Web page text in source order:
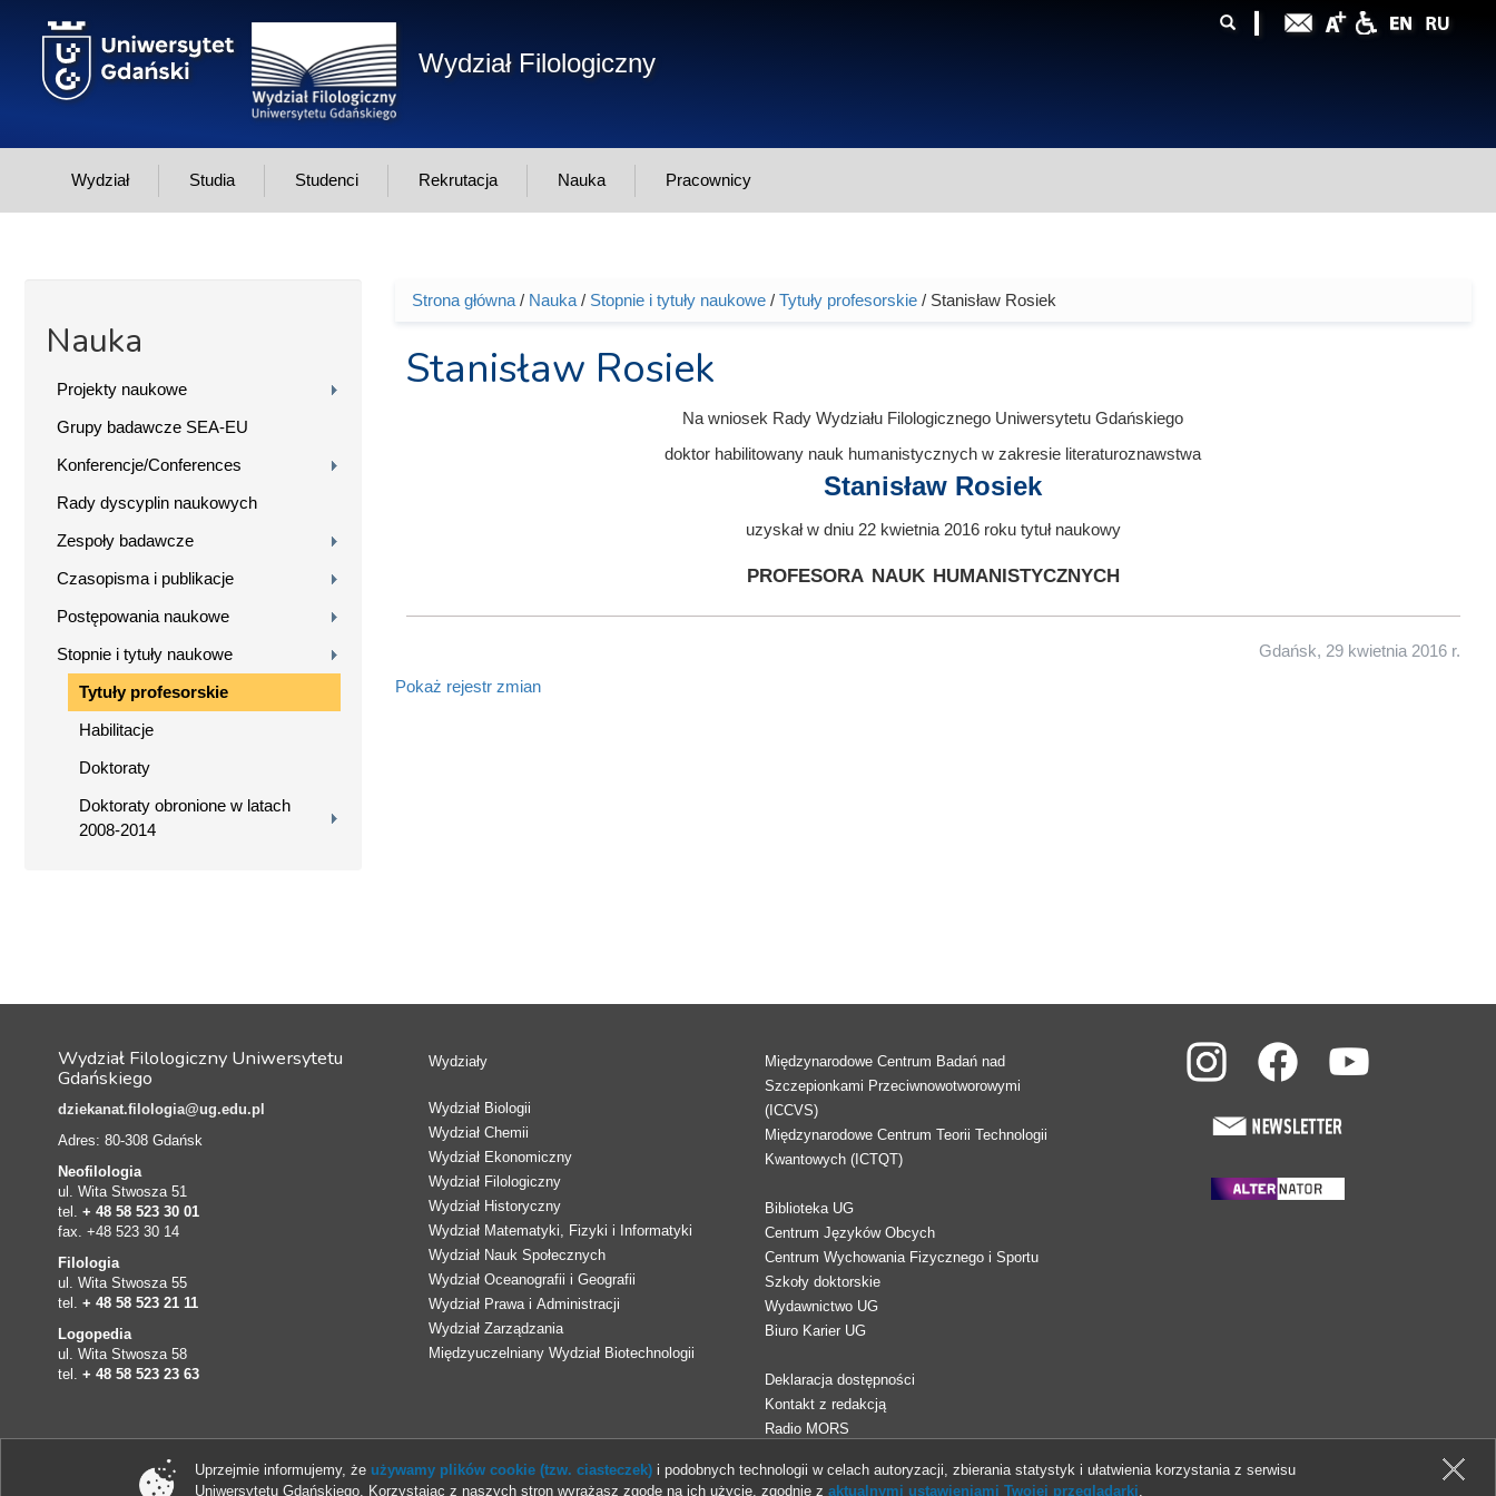
Wydział Filologiczny
Wydział Studia Studenci Rekrutacja Nauka Pracownicy
Nauka
Projekty naukowe
Grupy badawcze SEA-EU
Konferencje/Conferences
Rady dyscyplin naukowych
Zespoły badawcze
Czasopisma i publikacje
Postępowania naukowe
Stopnie i tytuły naukowe
Tytuły profesorskie
Habilitacje
Doktoraty
Doktoraty obronione w latach
2008-2014
Jesteś tutaj
Strona główna/ Nauka/ Stopnie i tytuły naukowe/ Tytuły profesorskie/ Stanisław Rosiek
Stanisław Rosiek
Na wniosek Rady Wydziału Filologicznego Uniwersytetu Gdańskiego
doktor habilitowany nauk humanistycznych w zakresie literaturoznawstwa
Stanisław Rosiek
uzyskał w dniu 22 kwietnia 2016 roku tytuł naukowy
profesora nauk humanistycznych
Gdańsk, 29 kwietnia 2016 r.
Pokaż rejestr zmian
Wydział Filologiczny Uniwersytetu
Gdańskiego
dziekanat.filologia@ug.edu.pl
Adres: 80-308 Gdańsk
Neofilologia
ul. Wita Stwosza 51
tel. + 48 58 523 30 01
fax. +48 523 30 14
Filologia
ul. Wita Stwosza 55
tel. + 48 58 523 21 11
Logopedia
ul. Wita Stwosza 58
tel. + 48 58 523 23 63
Wydziały
Wydział Biologii
Wydział Chemii
Wydział Ekonomiczny
Wydział Filologiczny
Wydział Historyczny
Wydział Matematyki, Fizyki i Informatyki
Wydział Nauk Społecznych
Wydział Oceanografii i Geografii
Wydział Prawa i Administracji
Wydział Zarządzania
Międzyuczelniany Wydział Biotechnologii
Międzynarodowe Centrum Badań nad
Szczepionkami Przeciwnowotworowymi
(ICCVS)
Międzynarodowe Centrum Teorii Technologii
Kwantowych (ICTQT)
Biblioteka UG
Centrum Języków Obcych
Centrum Wychowania Fizycznego i Sportu
Szkoły doktorskie
Wydawnictwo UG
Biuro Karier UG
Deklaracja dostępności
Kontakt z redakcją
Radio MORS
Uprzejmie informujemy, że używamy plików cookie (tzw. ciasteczek)i podobnych technologii w celach autoryzacji, zbierania statystyk i ułatwienia korzystania z serwisu
Uniwersytetu Gdańskiego. Korzystając z naszych stron wyrażasz zgodę na ich użycie, zgodnie z aktualnymi ustawieniami Twojej przeglądarki.